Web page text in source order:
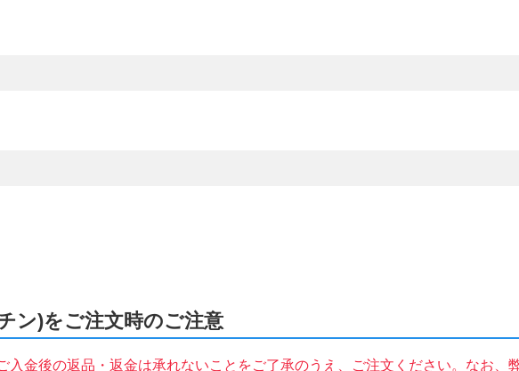
ン)をご注文時のご注意
入金後の返品・返金は承れないことをご了承のうえ、ご注文ください。なお、